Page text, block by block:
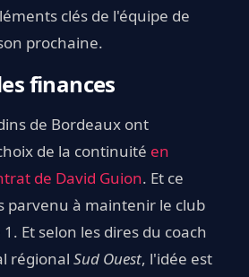
clés de l'équipe de
prochaine.
finances
de Bordeaux ont
de la continuité en
de David Guion. Et ce
parvenu à maintenir le club
Et selon les dires du coach
régional Sud Ouest, l'idée est